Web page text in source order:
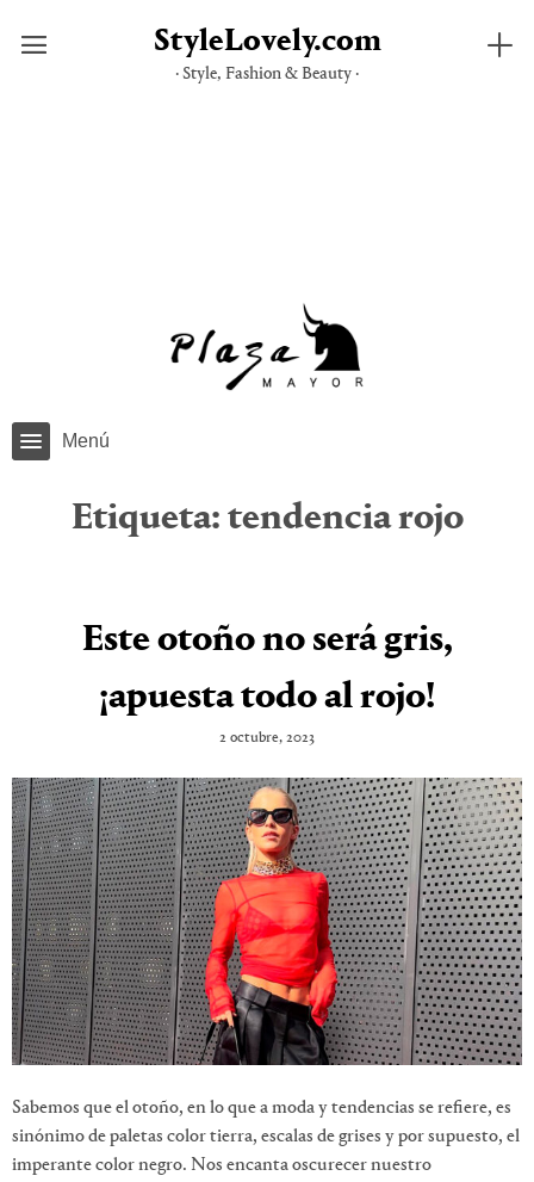
StyleLovely.com
· Style, Fashion & Beauty ·
Menú
Etiqueta: tendencia rojo
Este otoño no será gris,
¡apuesta todo al rojo!
2 octubre, 2023
Sabemos que el otoño, en lo que a moda y tendencias se refiere, es
sinónimo de paletas color tierra, escalas de grises y por supuesto, el
imperante color negro. Nos encanta oscurecer nuestro